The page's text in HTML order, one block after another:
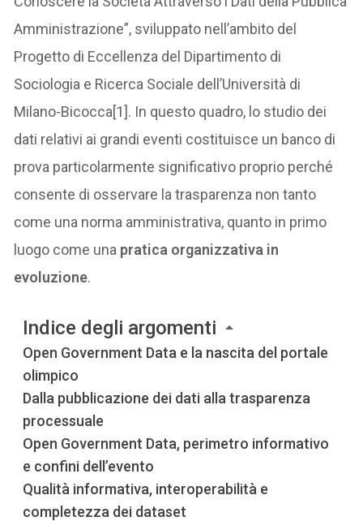
Amministrazione”, sviluppato nell’ambito del
Progetto di Eccellenza del Dipartimento di
Sociologia e Ricerca Sociale dell’Università di
Milano-Bicocca[1]. In questo quadro, lo studio dei
dati relativi ai grandi eventi costituisce un banco di
prova particolarmente significativo proprio perché
consente di osservare la trasparenza non tanto
come una norma amministrativa, quanto in primo
luogo come una pratica organizzativa in
evoluzione.
Indice degli argomenti
Open Government Data e la nascita del portale
olimpico
Dalla pubblicazione dei dati alla trasparenza
processuale
Open Government Data, perimetro informativo
e confini dell’evento
Qualità informativa, interoperabilità e
completezza dei dataset